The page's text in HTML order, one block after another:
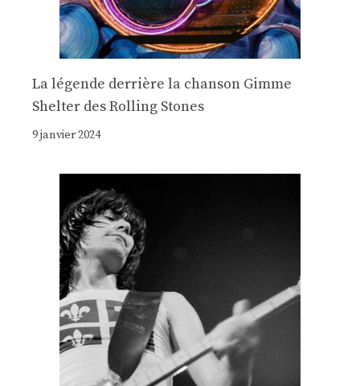
La légende derrière la chanson Gimme
Shelter des Rolling Stones
9 janvier 2024